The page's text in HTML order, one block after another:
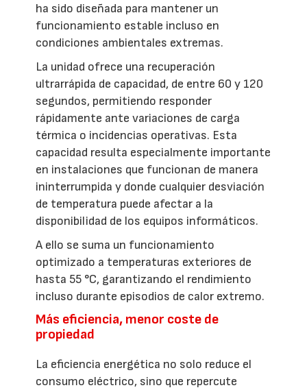
ha sido diseñada para mantener un
funcionamiento estable incluso en
condiciones ambientales extremas.
La unidad ofrece una recuperación
ultrarrápida de capacidad, de entre 60 y 120
segundos, permitiendo responder
rápidamente ante variaciones de carga
térmica o incidencias operativas. Esta
capacidad resulta especialmente importante
en instalaciones que funcionan de manera
ininterrumpida y donde cualquier desviación
de temperatura puede afectar a la
disponibilidad de los equipos informáticos.
A ello se suma un funcionamiento
optimizado a temperaturas exteriores de
hasta 55 °C, garantizando el rendimiento
incluso durante episodios de calor extremo.
Más eficiencia, menor coste de
propiedad
La eficiencia energética no solo reduce el
consumo eléctrico, sino que repercute